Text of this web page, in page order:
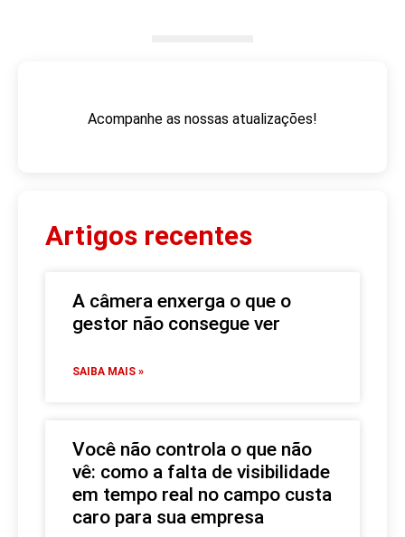
Acompanhe as nossas atualizações!
Artigos recentes
A câmera enxerga o que o
gestor não consegue ver
SAIBA MAIS »
Você não controla o que não
vê: como a falta de visibilidade
em tempo real no campo custa
caro para sua empresa